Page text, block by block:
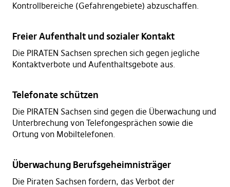
Kontrollbereiche (Gefahrengebiete) abzuschaffen.
Freier Aufenthalt und sozialer Kontakt
Die PIRATEN Sachsen sprechen sich gegen jegliche
Kontaktverbote und Aufenthaltsgebote aus.
Telefonate schützen
Die PIRATEN Sachsen sind gegen die Überwachung und
Unterbrechung von Telefongesprächen sowie die
Ortung von Mobiltelefonen.
Überwachung Berufsgeheimnisträger
Die Piraten Sachsen fordern, das Verbot der